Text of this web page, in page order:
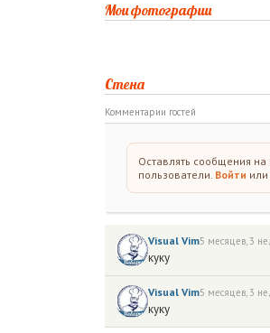
Мои фотографии
Стена
Комментарии гостей
Оставлять сообщения на
пользователи. Войти или
Visual Vim5 месяцев, 3
куку
Visual Vim5 месяцев, 3
куку